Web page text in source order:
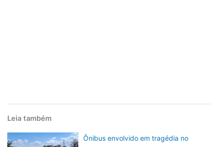
Leia também
Ônibus envolvido em tragédia no